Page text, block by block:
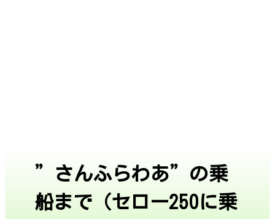
”さんふらわあ”の乗
船まで（セロー250に乗